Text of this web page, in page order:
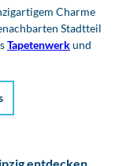
Charme
Stadtteil
Tapetenwerkund